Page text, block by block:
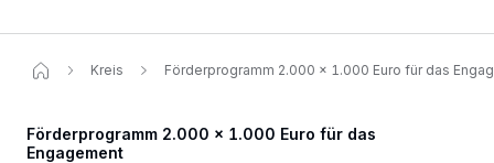
Kreis Förderprogramm 2.000 x 1.000 Euro für das
Förderprogramm 2.000 x 1.000 Euro für das
Engagement